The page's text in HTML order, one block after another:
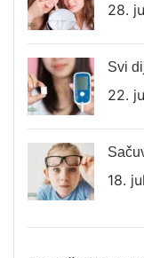
28.
Svi
22.
18.